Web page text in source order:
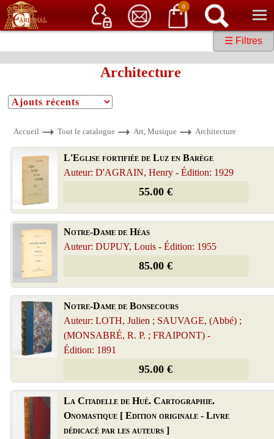
0
Service client 06 15 37 15 37 Librairie de livres anciens & rares
☰ Filtres
Architecture
Accueil Tout le catalogue Art, Musique Architecture
L'Eglise fortifiée de Luz en Barège
Auteur: D'AGRAIN, Henry - Édition: 1929
55.00 €
Notre-Dame de Héas
Auteur: DUPUY, Louis - Édition: 1955
85.00 €
Notre-Dame de Bonsecours
Auteur: LOTH, Julien ; SAUVAGE, (Abbé) ;
(MONSABRÉ, R. P. ; FRAIPONT) -
Édition: 1891
95.00 €
La Citadelle de Hué. Cartographie.
Onomastique [ Edition originale - Livre
dédicacé par les auteurs ]